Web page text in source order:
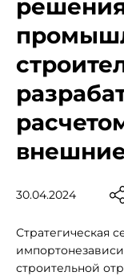
30.04.2024
Стратегическая
строительной